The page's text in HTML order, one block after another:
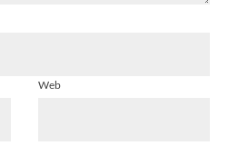
Web